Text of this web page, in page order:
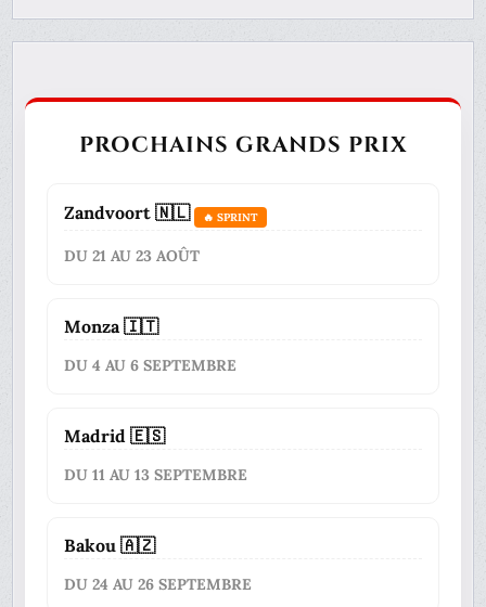
PROCHAINS GRANDS PRIX
Zandvoort 🇳🇱 🔥 SPRINT
DU 21 AU 23 AOÛT
Monza 🇮🇹
DU 4 AU 6 SEPTEMBRE
Madrid 🇪🇸
DU 11 AU 13 SEPTEMBRE
Bakou 🇦🇿
DU 24 AU 26 SEPTEMBRE